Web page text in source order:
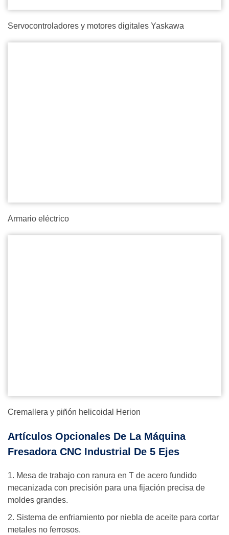
Servocontroladores y motores digitales Yaskawa
Armario eléctrico
Cremallera y piñón helicoidal Herion
Artículos Opcionales De La Máquina
Fresadora CNC Industrial De 5 Ejes
1. Mesa de trabajo con ranura en T de acero fundido
mecanizada con precisión para una fijación precisa de
moldes grandes.
2. Sistema de enfriamiento por niebla de aceite para cortar
metales no ferrosos.